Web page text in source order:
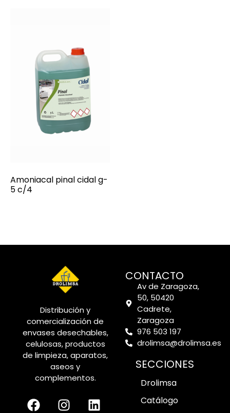
Amoniacal pinal cidal g-
5 c/4
Distribución y
comercialización de
envases desechables,
celulosas, productos
de limpieza, aparatos,
aseos y
complementos.
CONTACTO
Av de Zaragoza,
50, 50420
Cadrete,
Zaragoza
976 503 197
drolimsa@drolimsa.es
SECCIONES
Drolimsa
Catálogo